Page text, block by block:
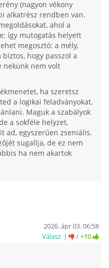
(nagyon vékony
alkatrész rendben van.
ahol a
így mutogatás helyett
megosztó: a mély,
hogy passzol a
nekünk nem volt
ha szeretsz
a logikai feladványokat,
Maguk a szabályok
a sokféle helyzet,
ad, egyszerűen zseniális.
sugallja, de ez nem
ha nem akartok
2026. ápr 03. 06:58
Válasz
/+10